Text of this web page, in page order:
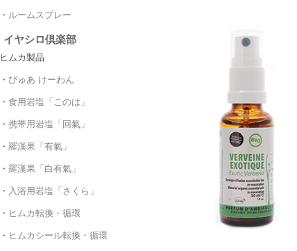
・ ルームスプレー
イヤシロ倶楽部
ヒムカ製品
・ ぴゅあ けーわん
・ 食用岩塩「このは」
・ 携帯用岩塩「回氣」
・ 羅漢果「有氣」
・ 羅漢果「白有氣」
・ 入浴用岩塩「さくら」
・ ヒムカ転換・循環
・ ヒムカシール転換・循環